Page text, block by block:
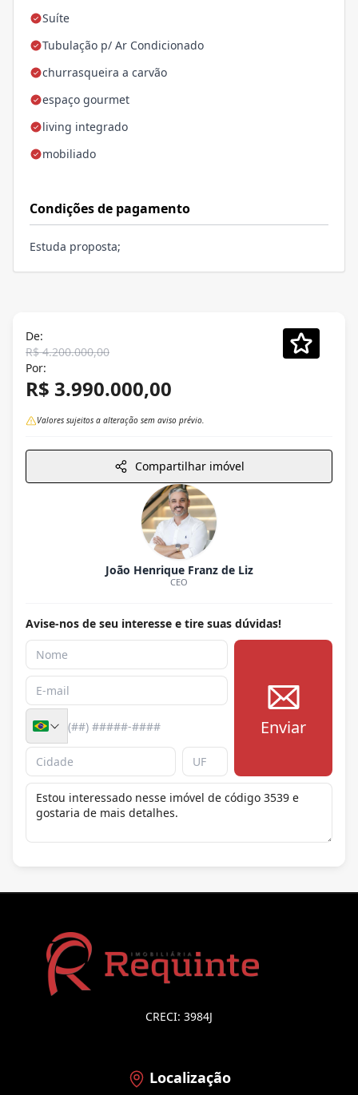
Suíte
Tubulação p/ Ar Condicionado
churrasqueira a carvão
espaço gourmet
living integrado
mobiliado
Condições de pagamento
Estuda proposta;
De:
R$ 4.200.000,00
Por:
R$ 3.990.000,00
Valores sujeitos a alteração sem aviso prévio.
Compartilhar imóvel
João Henrique Franz de Liz
CEO
Avise-nos de seu interesse e tire suas dúvidas!
Enviar
CRECI: 3984J
Localização